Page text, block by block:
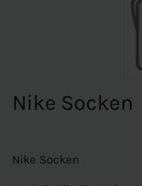
Nike Socken
Nike Socken